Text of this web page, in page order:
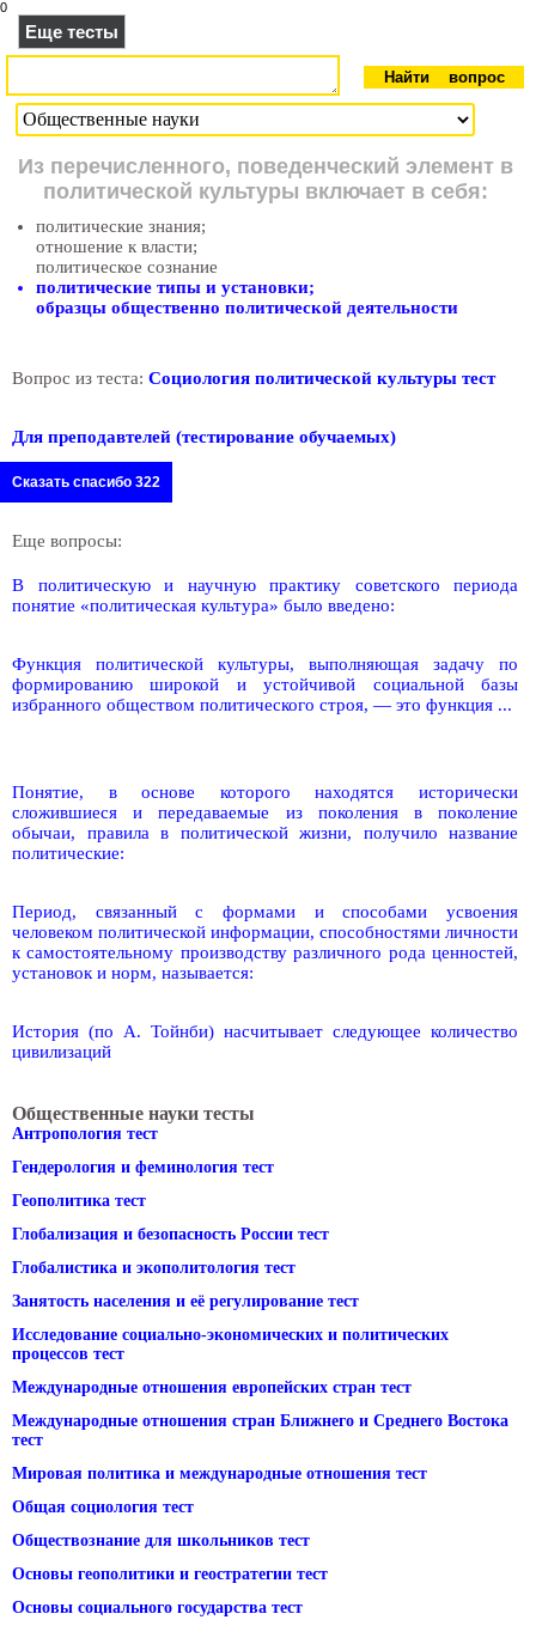
0
Еще тесты
Из перечисленного, поведенческий элемент в
политической культуры включает в себя:
политические знания;
отношение к власти;
политическое сознание
политические типы и установки;
образцы общественно политической деятельности
Вопрос из теста: Социология политической культуры тест
Для преподавтелей (тестирование обучаемых)
Сказать спасибо 322
Еще вопросы:
В политическую и научную практику советского периода
понятие «политическая культура» было введено:
Функция политической культуры, выполняющая задачу по
формированию широкой и устойчивой социальной базы
избранного обществом политического строя, — это функция ...
Понятие, в основе которого находятся исторически
сложившиеся и передаваемые из поколения в поколение
обычаи, правила в политической жизни, получило название
политические:
Период, связанный с формами и способами усвоения
человеком политической информации, способностями личности
к самостоятельному производству различного рода ценностей,
установок и норм, называется:
История (по А. Тойнби) насчитывает следующее количество
цивилизаций
Общественные науки тесты
Антропология тест
Гендерология и феминология тест
Геополитика тест
Глобализация и безопасность России тест
Глобалистика и экополитология тест
Занятость населения и её регулирование тест
Исследование социально-экономических и политических
процессов тест
Международные отношения европейских стран тест
Международные отношения стран Ближнего и Среднего Востока
тест
Мировая политика и международные отношения тест
Общая социология тест
Обществознание для школьников тест
Основы геополитики и геостратегии тест
Основы социального государства тест